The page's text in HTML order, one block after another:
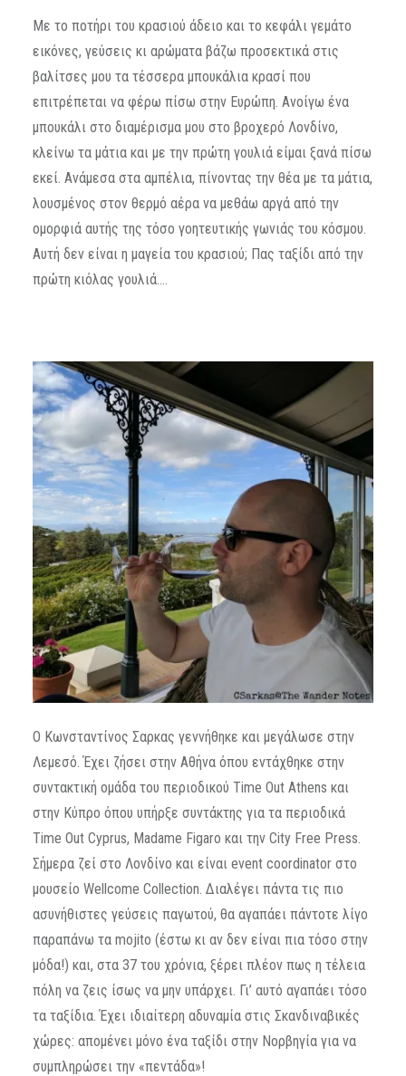
Με το ποτήρι του κρασιού άδειο και το κεφάλι γεμάτο
εικόνες, γεύσεις κι αρώματα βάζω προσεκτικά στις
βαλίτσες μου τα τέσσερα μπουκάλια κρασί που
επιτρέπεται να φέρω πίσω στην Ευρώπη. Ανοίγω ένα
μπουκάλι στο διαμέρισμα μου στο βροχερό Λονδίνο,
κλείνω τα μάτια και με την πρώτη γουλιά είμαι ξανά πίσω
εκεί. Ανάμεσα στα αμπέλια, πίνοντας την θέα με τα μάτια,
λουσμένος στον θερμό αέρα να μεθάω αργά από την
ομορφιά αυτής της τόσο γοητευτικής γωνιάς του κόσμου.
Αυτή δεν είναι η μαγεία του κρασιού; Πας ταξίδι από την
πρώτη κιόλας γουλιά….
Ο Κωνσταντίνος Σαρκας γεννήθηκε και μεγάλωσε στην
Λεμεσό. Έχει ζήσει στην Αθήνα όπου εντάχθηκε στην
συντακτική ομάδα του περιοδικού Time Out Athens και
στην Κύπρο όπου υπήρξε συντάκτης για τα περιοδικά
Time Out Cyprus, Madame Figaro και την City Free Press.
Σήμερα ζεί στο Λονδίνο και είναι event coordinator στο
μουσείο Wellcome Collection. Διαλέγει πάντα τις πιο
ασυνήθιστες γεύσεις παγωτού, θα αγαπάει πάντοτε λίγο
παραπάνω τα mojito (έστω κι αν δεν είναι πια τόσο στην
μόδα!) και, στα 37 του χρόνια, ξέρει πλέον πως η τέλεια
πόλη να ζεις ίσως να μην υπάρχει. Γι’ αυτό αγαπάει τόσο
τα ταξίδια. Έχει ιδιαίτερη αδυναμία στις Σκανδιναβικές
χώρες: απομένει μόνο ένα ταξίδι στην Νορβηγία για να
συμπληρώσει την «πεντάδα»!